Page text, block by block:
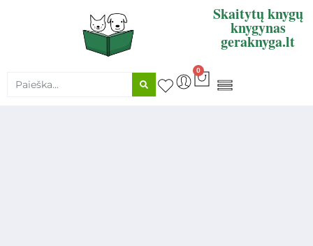
Skaitytų knygų
knygynas
geraknyga.lt
0